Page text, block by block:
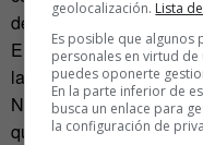
de hegemonía.
En ningún momento
la bomba atómica. Sí
Niels Bohr: para crear
que ser muy fuerte
geolocalización. Lista
Es posible que
personales en virtud
puedes oponerte
En la parte inferior de
busca un enlace para
la configuración de